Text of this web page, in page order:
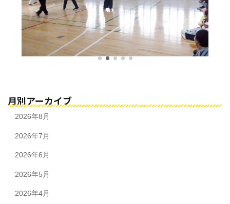
月別アーカイブ
2026年8月
2026年7月
2026年6月
2026年5月
2026年4月